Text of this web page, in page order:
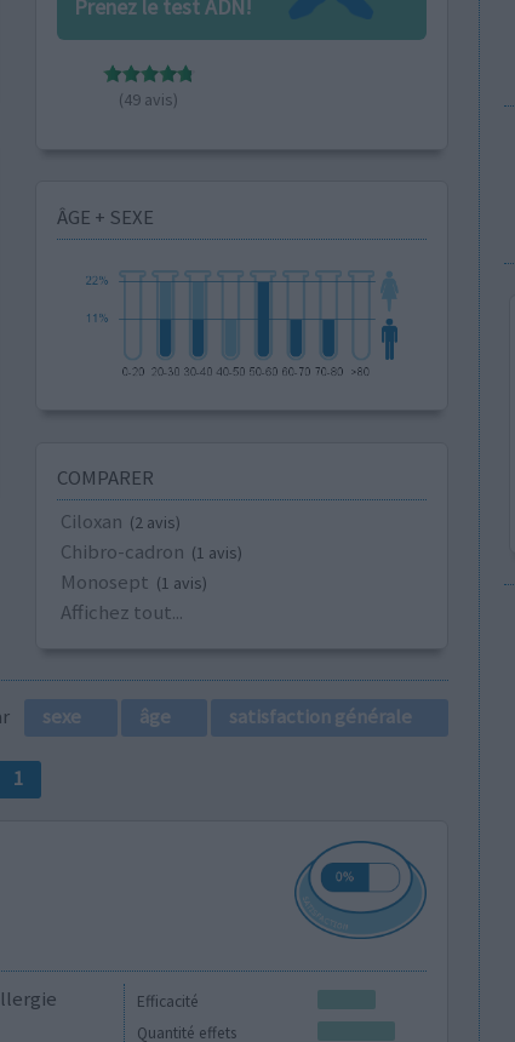
Prenez le test ADN!
(49 avis)
ÂGE + SEXE
COMPARER
Ciloxan (2 avis)
Chibro-cadron (1 avis)
Monosept (1 avis)
Affichez tout...
sexe âge satisfaction générale
1
Efficacité
Quantité effets